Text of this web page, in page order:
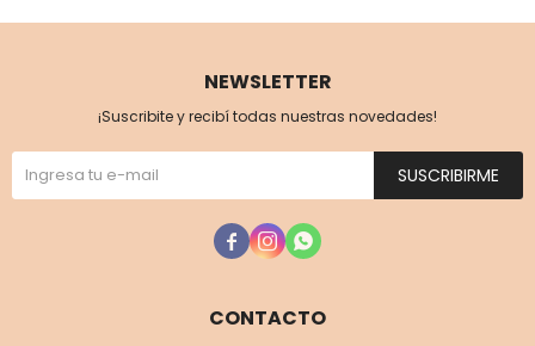
CONTACTO
NEWSLETTER
¡Suscribite y recibí todas nuestras novedades!
SUSCRIBIRME
  